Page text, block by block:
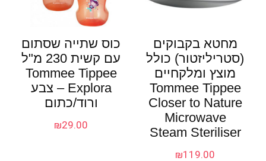
מחטא בקבוקים
(סטריליזטור) כולל
מוצץ ומלקחיים
Tommee Tippee
Closer to Nature
Microwave
Steam Steriliser
₪119.00
כוס שתייה שסתום
עם קשית 230 מ"ל
Tommee Tippee
Explora – צבע
ורוד/כתום
₪29.00